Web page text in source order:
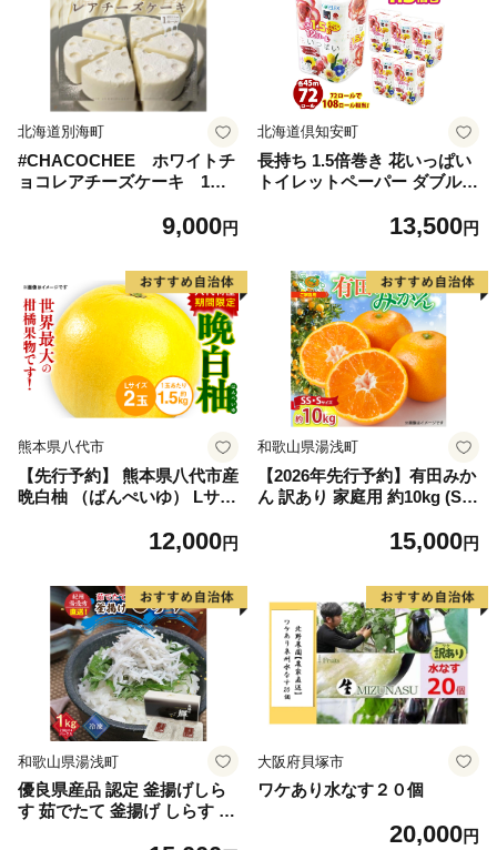
北海道別海町
#CHACOCHEE ホワイトチ
ョコレアチーズケーキ 1ホ
海町,チーズ,ちーず,チーズケ
9,000円
北海道倶知安町
長持ち 1.5倍巻き 花いっぱい
トイレットペーパー ダブル 4
プリント ハーブ 香り付き 日
品 備蓄 送料無料 北海道 倶知
安町 日用品
13,500円
熊本県八代市
【先行予約】 熊本県八代市産
晩白柚 （ばんぺいゆ） Lサイ
もの フルーツ おやつ 特産 熊
12,000円
和歌山県湯浅町
【2026年先行予約】有田みか
ん 訳あり 家庭用 約10kg (S
ん フルーツ 柑橘 果物 果実
6098
15,000円
和歌山県湯浅町
優良県産品 認定 釜揚げしら
す 茹でたて 釜揚げ しらす 無
大阪府貝塚市
ワケあり水なす２０個
20,000円